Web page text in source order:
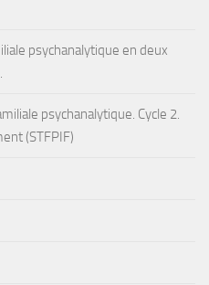
psychanalytique en deux
psychanalytique. Cycle 2.
(STFPIF)